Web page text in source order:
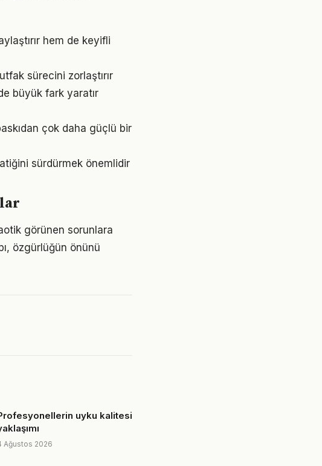
hem de keyifli
sürecini zorlaştırır
büyük fark yaratır
çok daha güçlü bir
sürdürmek önemlidir
görünen sorunlara
özgürlüğün önünü
uyku kalitesi
Ağustos 2026